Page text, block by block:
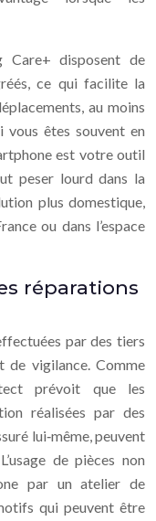
Care+ disposent de
ce qui facilite la
au moins
vous êtes souvent en
est votre outil
peser lourd dans la
plus domestique,
ou dans l’espace
réparations
par des tiers
de vigilance. Comme
prévoit que les
réalisées par des
lui‑même, peuvent
de pièces non
par un atelier de
qui peuvent être